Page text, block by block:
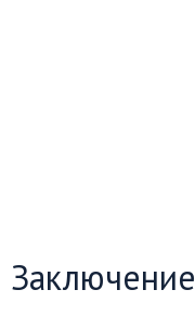
Заключение